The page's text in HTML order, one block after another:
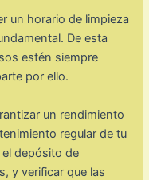
un horario de limpieza
De esta
estén siempre
por ello.
un rendimiento
regular de tu
depósito de
y verificar que las